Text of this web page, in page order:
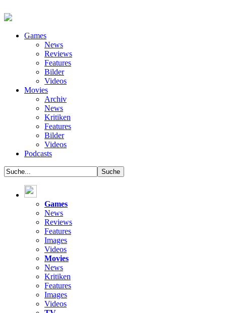
Games
News
Reviews
Features
Bilder
Videos
Movies
Archiv
News
Kritiken
Features
Bilder
Videos
Podcasts
Games
News
Reviews
Features
Images
Videos
Movies
News
Kritiken
Features
Images
Videos